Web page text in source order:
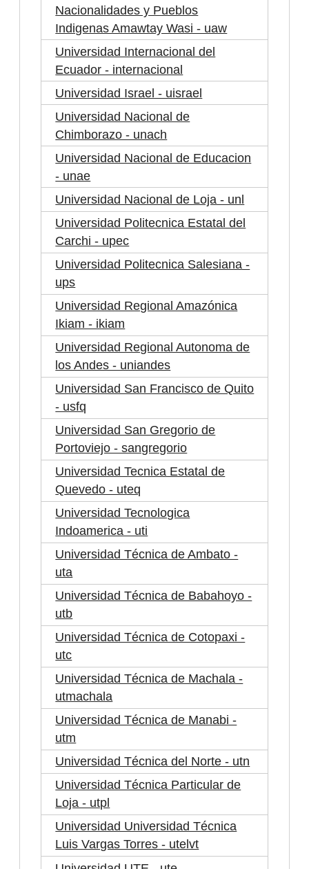
Nacionalidades y Pueblos
Indigenas Amawtay Wasi - uaw
Universidad Internacional del
Ecuador - internacional
Universidad Israel - uisrael
Universidad Nacional de
Chimborazo - unach
Universidad Nacional de Educacion
- unae
Universidad Nacional de Loja - unl
Universidad Politecnica Estatal del
Carchi - upec
Universidad Politecnica Salesiana -
ups
Universidad Regional Amazónica
Ikiam - ikiam
Universidad Regional Autonoma de
los Andes - uniandes
Universidad San Francisco de Quito
- usfq
Universidad San Gregorio de
Portoviejo - sangregorio
Universidad Tecnica Estatal de
Quevedo - uteq
Universidad Tecnologica
Indoamerica - uti
Universidad Técnica de Ambato -
uta
Universidad Técnica de Babahoyo -
utb
Universidad Técnica de Cotopaxi -
utc
Universidad Técnica de Machala -
utmachala
Universidad Técnica de Manabi -
utm
Universidad Técnica del Norte - utn
Universidad Técnica Particular de
Loja - utpl
Universidad Universidad Técnica
Luis Vargas Torres - utelvt